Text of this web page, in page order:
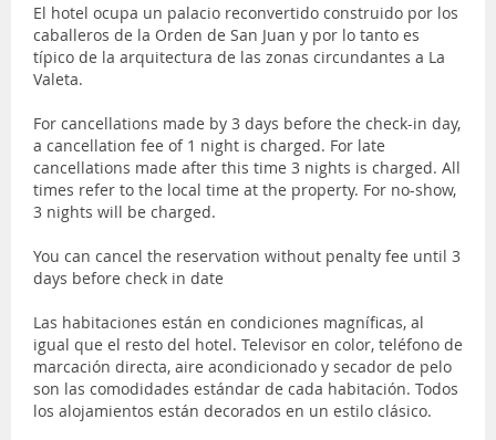
El hotel ocupa un palacio reconvertido construido por los
caballeros de la Orden de San Juan y por lo tanto es
típico de la arquitectura de las zonas circundantes a La
Valeta.
For cancellations made by 3 days before the check-in day,
a cancellation fee of 1 night is charged. For late
cancellations made after this time 3 nights is charged. All
times refer to the local time at the property. For no-show,
3 nights will be charged.
You can cancel the reservation without penalty fee until 3
days before check in date
Las habitaciones están en condiciones magníficas, al
igual que el resto del hotel. Televisor en color, teléfono de
marcación directa, aire acondicionado y secador de pelo
son las comodidades estándar de cada habitación. Todos
los alojamientos están decorados en un estilo clásico.